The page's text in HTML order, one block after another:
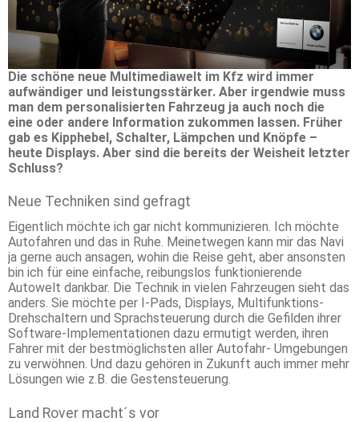
Die schöne neue Multimediawelt im Kfz wird immer
aufwändiger und leistungsstärker. Aber irgendwie muss
man dem personalisierten Fahrzeug ja auch noch die
eine oder andere Information zukommen lassen. Früher
gab es Kipphebel, Schalter, Lämpchen und Knöpfe –
heute Displays. Aber sind die bereits der Weisheit letzter
Schluss?
Neue Techniken sind gefragt
Eigentlich möchte ich gar nicht kommunizieren. Ich möchte
Autofahren und das in Ruhe. Meinetwegen kann mir das Navi
ja gerne auch ansagen, wohin die Reise geht, aber ansonsten
bin ich für eine einfache, reibungslos funktionierende
Autowelt dankbar. Die Technik in vielen Fahrzeugen sieht das
anders. Sie möchte per I-Pads, Displays, Multifunktions-
Drehschaltern und Sprachsteuerung durch die Gefilden ihrer
Software-Implementationen dazu ermutigt werden, ihren
Fahrer mit der bestmöglichsten aller Autofahr- Umgebungen
zu verwöhnen. Und dazu gehören in Zukunft auch immer mehr
Lösungen wie z.B. die Gestensteuerung.
Land Rover macht´s vor